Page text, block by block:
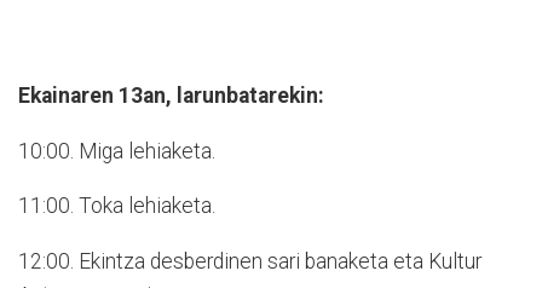
Ekainaren 13an, larunbatarekin:
10:00. Miga lehiaketa.
11:00. Toka lehiaketa.
12:00. Ekintza desberdinen sari banaketa eta Kultur